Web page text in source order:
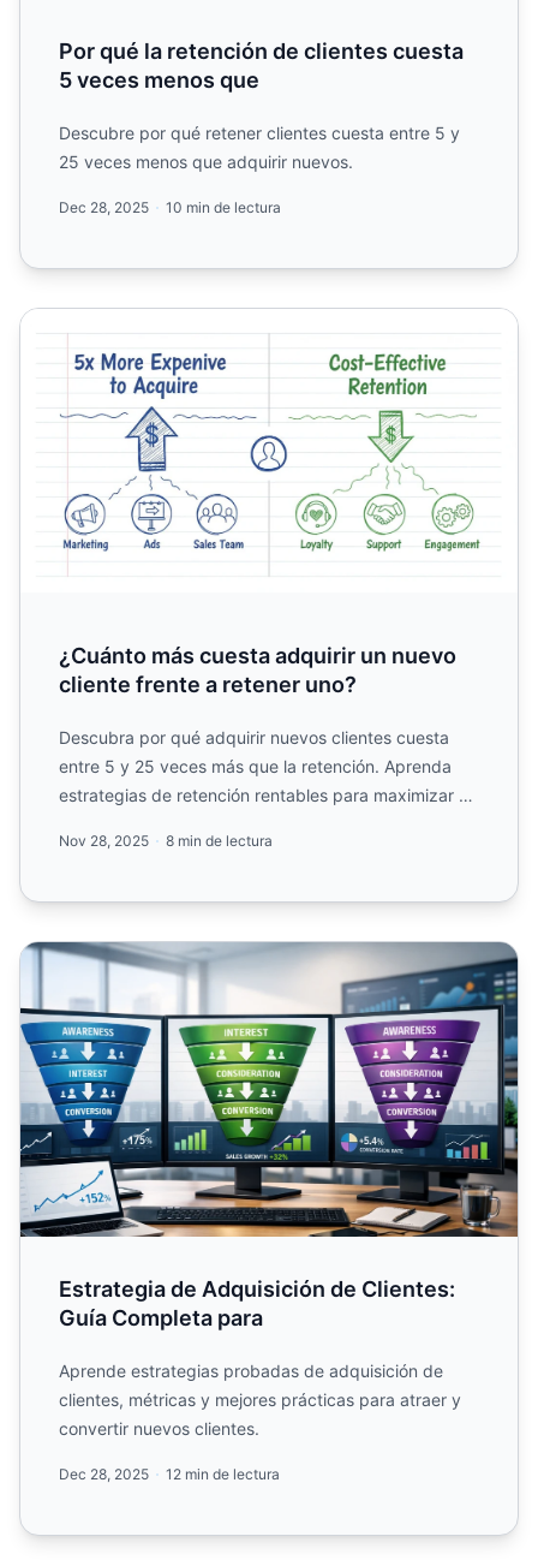
Por qué la retención de clientes cuesta
5 veces menos que
Descubre por qué retener clientes cuesta entre 5 y
25 veces menos que adquirir nuevos.
Dec 28, 2025 10 min de lectura
¿Cuánto más cuesta adquirir un nuevo cliente frente a
¿Cuánto más cuesta adquirir un nuevo
cliente frente a retener uno?
Descubra por qué adquirir nuevos clientes cuesta
entre 5 y 25 veces más que la retención. Aprenda
estrategias de retención rentables para maximizar el
Nov 28, 2025 8 min de lectura
Estrategia de Adquisición de Clientes: Guía Completa
Estrategia de Adquisición de Clientes:
Guía Completa para
Aprende estrategias probadas de adquisición de
clientes, métricas y mejores prácticas para atraer y
convertir nuevos clientes.
Dec 28, 2025 12 min de lectura